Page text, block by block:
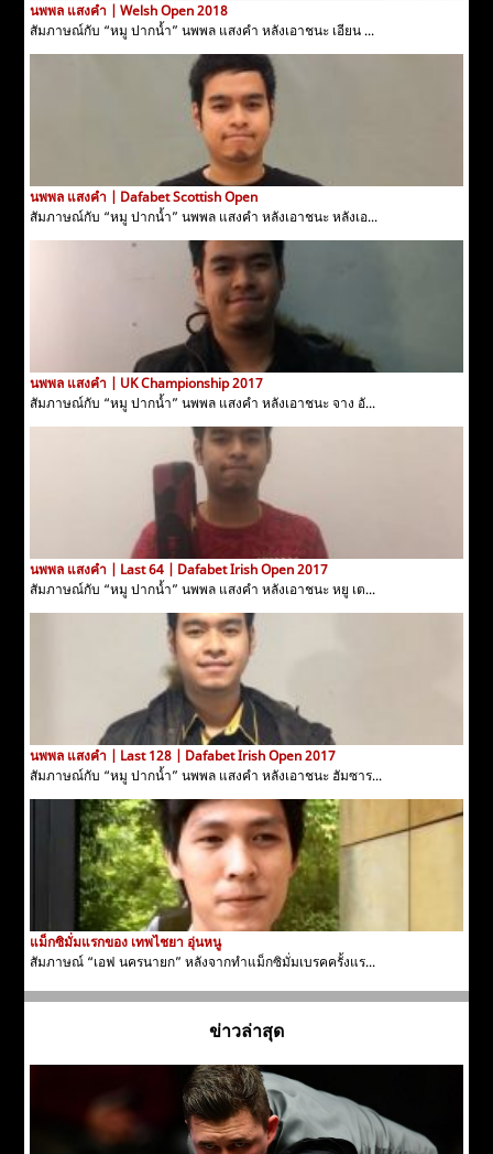
นพพล แสงคำ | Welsh Open 2018
สัมภาษณ์กับ “หมู ปากน้ำ” นพพล แสงคำ หลังเอาชนะ เอียน ...
นพพล แสงคำ | Dafabet Scottish Open
สัมภาษณ์กับ “หมู ปากน้ำ” นพพล แสงคำ หลังเอาชนะ หลังเอ...
นพพล แสงคำ | UK Championship 2017
สัมภาษณ์กับ “หมู ปากน้ำ” นพพล แสงคำ หลังเอาชนะ จาง อั...
นพพล แสงคำ | Last 64 | Dafabet Irish Open 2017
สัมภาษณ์กับ “หมู ปากน้ำ” นพพล แสงคำ หลังเอาชนะ หยู เต...
นพพล แสงคำ | Last 128 | Dafabet Irish Open 2017
สัมภาษณ์กับ “หมู ปากน้ำ” นพพล แสงคำ หลังเอาชนะ ฮัมซาร...
แม็กซิมั่มแรกของ เทพไชยา อุ่นหนู
สัมภาษณ์ “เอฟ นครนายก” หลังจากทำแม็กซิมั่มเบรคครั้งแร...
ข่าวล่าสุด